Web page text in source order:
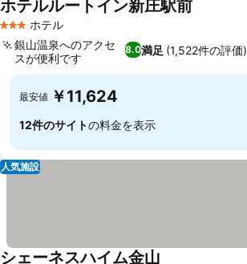
3 ホテルのランク
ホテル
ホテルルートイン新庄駅前
8.0満足 (1,522件の評価)
銀山温泉へのアクセ
スが便利です
最安値 ￥11,624
12件のサイトの料金を表示
人気施設
シェーネスハイム金山